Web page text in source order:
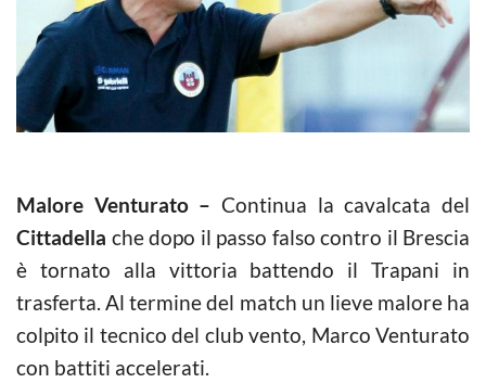
Malore Venturato – Continua la cavalcata del
Cittadella che dopo il passo falso contro il Brescia
è tornato alla vittoria battendo il Trapani in
trasferta. Al termine del match un lieve malore ha
colpito il tecnico del club vento, Marco Venturato
con battiti accelerati.